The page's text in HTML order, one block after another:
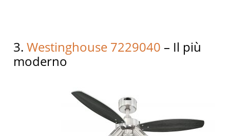
3.Westinghouse 7229040 – Il più
moderno